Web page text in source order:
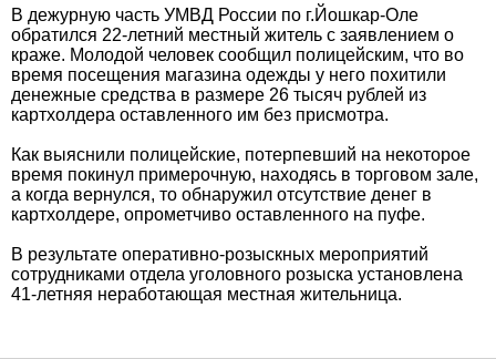
В дежурную часть УМВД России по г.Йошкар-Оле
обратился 22-летний местный житель с заявлением о
краже. Молодой человек сообщил полицейским, что во
время посещения магазина одежды у него похитили
денежные средства в размере 26 тысяч рублей из
картхолдера оставленного им без присмотра.
Как выяснили полицейские, потерпевший на некоторое
время покинул примерочную, находясь в торговом зале,
а когда вернулся, то обнаружил отсутствие денег в
картхолдере, опрометчиво оставленного на пуфе.
В результате оперативно-розыскных мероприятий
сотрудниками отдела уголовного розыска установлена
41-летняя неработающая местная жительница.